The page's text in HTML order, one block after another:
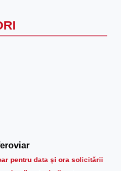
pentru data şi ora solicitării